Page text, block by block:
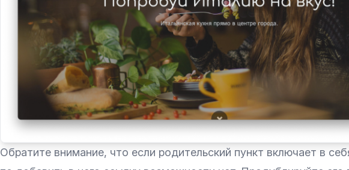
Обратите внимание, что если родительский пункт включает в